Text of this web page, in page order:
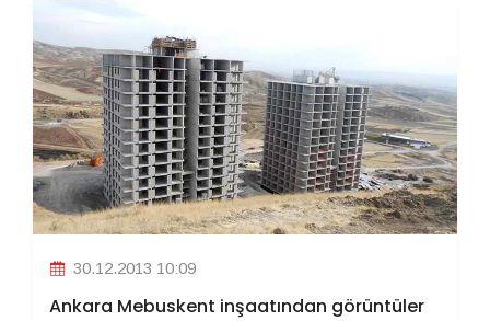
30.12.2013 10:09
Ankara Mebuskent inşaatından görüntüler